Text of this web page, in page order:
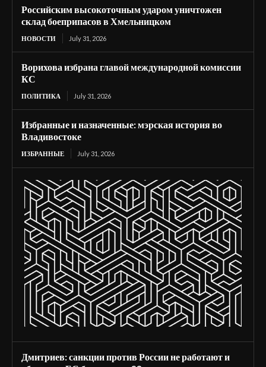
Российским высокоточным ударом уничтожен
склад боеприпасов в Хмельницком
НОВОСТИ July 31, 2026
Ворихова избрана главой международной комиссии
КС
ПОЛИТИКА July 31, 2026
Избранные и назначенные: мэрская история во
Владивостоке
ИЗБРАННЫЕ July 31, 2026
Дмитриев: санкции против России не работают и